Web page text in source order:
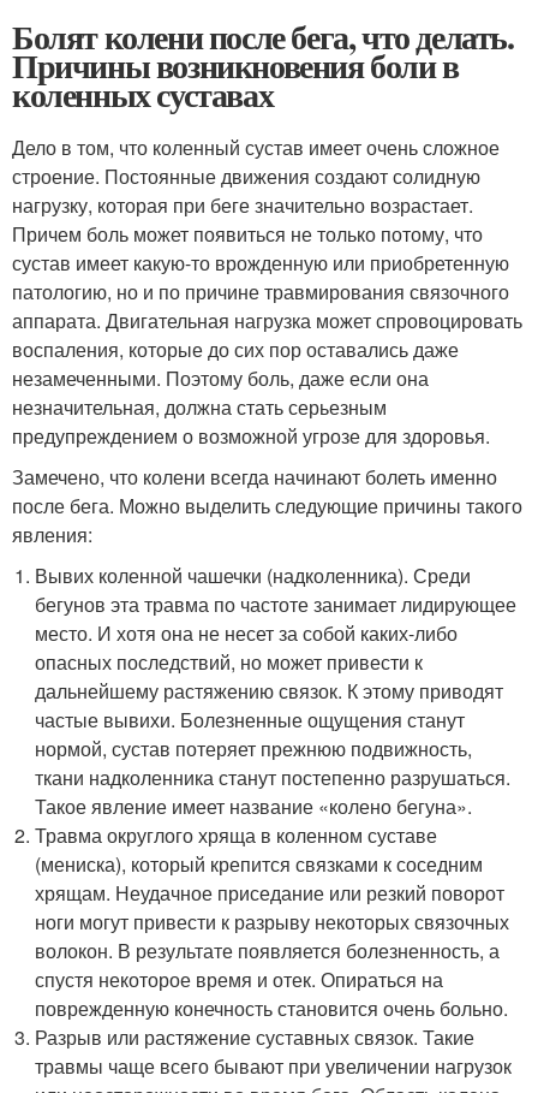
Болят колени после бега, что делать.
Причины возникновения боли в
коленных суставах
Дело в том, что коленный сустав имеет очень сложное
строение. Постоянные движения создают солидную
нагрузку, которая при беге значительно возрастает.
Причем боль может появиться не только потому, что
сустав имеет какую-то врожденную или приобретенную
патологию, но и по причине травмирования связочного
аппарата. Двигательная нагрузка может спровоцировать
воспаления, которые до сих пор оставались даже
незамеченными. Поэтому боль, даже если она
незначительная, должна стать серьезным
предупреждением о возможной угрозе для здоровья.
Замечено, что колени всегда начинают болеть именно
после бега. Можно выделить следующие причины такого
явления:
Вывих коленной чашечки (надколенника). Среди
бегунов эта травма по частоте занимает лидирующее
место. И хотя она не несет за собой каких-либо
опасных последствий, но может привести к
дальнейшему растяжению связок. К этому приводят
частые вывихи. Болезненные ощущения станут
нормой, сустав потеряет прежнюю подвижность,
ткани надколенника станут постепенно разрушаться.
Такое явление имеет название «колено бегуна».
Травма округлого хряща в коленном суставе
(мениска), который крепится связками к соседним
хрящам. Неудачное приседание или резкий поворот
ноги могут привести к разрыву некоторых связочных
волокон. В результате появляется болезненность, а
спустя некоторое время и отек. Опираться на
поврежденную конечность становится очень больно.
Разрыв или растяжение суставных связок. Такие
травмы чаще всего бывают при увеличении нагрузок